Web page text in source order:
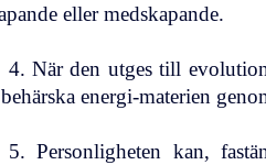
eller medskapande.
4. När den utges till
energi-materien
5. Personligheten kan,